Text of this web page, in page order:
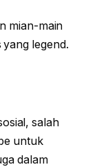
mian-main
yang legend.
salah
untuk
dalam